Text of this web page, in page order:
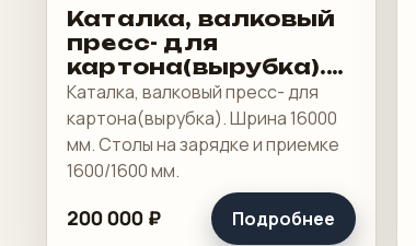
Каталка, валковый
пресс- для
картона(вырубка).
Шрина 16000 мм
Каталка, валковый пресс- для
картона(вырубка). Шрина 16000
мм. Столы на зарядке и приемке
1600/1600 мм.
200 000 ₽ Подробнее